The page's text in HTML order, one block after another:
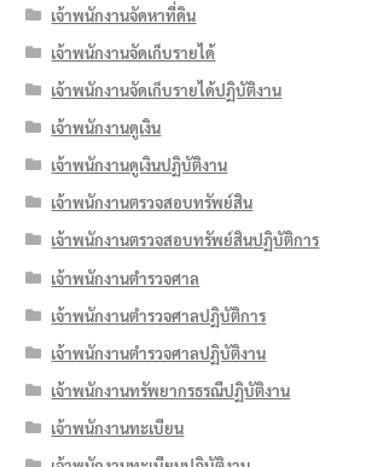
เจ้าพนักงานจัดหาที่ดิน
เจ้าพนักงานจัดเก็บรายได้
เจ้าพนักงานจัดเก็บรายได้ปฏิบัติงาน
เจ้าพนักงานดูเงิน
เจ้าพนักงานดูเงินปฏิบัติงาน
เจ้าพนักงานตรวจสอบทรัพย์สิน
เจ้าพนักงานตรวจสอบทรัพย์สินปฏิบัติการ
เจ้าพนักงานตำรวจศาล
เจ้าพนักงานตำรวจศาลปฏิบัติการ
เจ้าพนักงานตำรวจศาลปฏิบัติงาน
เจ้าพนักงานทรัพยากรธรณีปฏิบัติงาน
เจ้าพนักงานทะเบียน